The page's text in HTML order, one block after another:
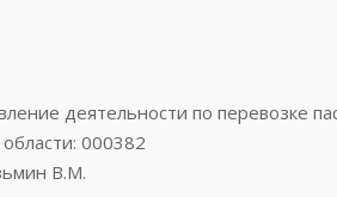
деятельности по перевозке
000382
В.М.